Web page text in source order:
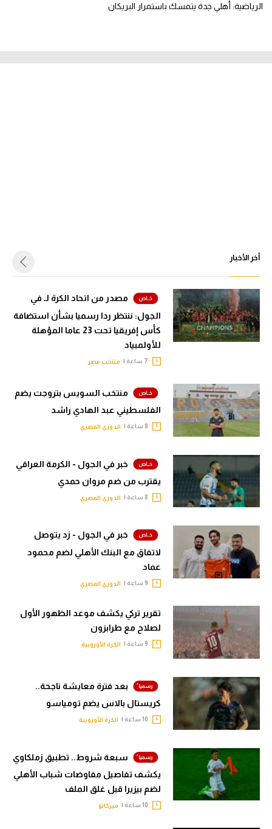
الرياضية: أهلي جدة يتمسك باستمرار البريكان
أخر الأخبار
مصدر من اتحاد الكرة لـ في
الجول: ننتظر ردا رسميا بشأن استضافة
كأس إفريقيا تحت 23 عاما المؤهلة
للأولمبياد
منتخب مصر
منتخب السويس بتروجت يضم
الفلسطيني عبد الهادي راشد
الدوري المصري
خبر في الجول - الكرمة العراقي
يقترب من ضم مروان حمدي
الدوري المصري
خبر في الجول - زد يتوصل
لاتفاق مع البنك الأهلي لضم محمود
عماد
الدوري المصري
تقرير تركي يكشف موعد الظهور الأول
لصلاح مع طرابزون
الكرة الأوروبية
بعد فترة معايشة ناجحة..
كريستال بالاس يضم تومياسو
الكرة الأوروبية
سبعة شروط.. تطبيق زملكاوي
يكشف تفاصيل مفاوضات شباب الأهلي
لضم بيزيرا قبل غلق الملف
ميركاتو